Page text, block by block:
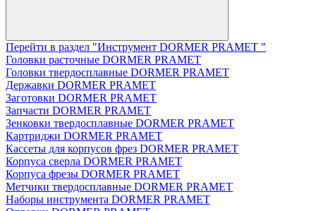
Перейти в раздел "Инструмент DORMER PRAMET "
Головки расточные DORMER PRAMET
Головки твердосплавные DORMER PRAMET
Державки DORMER PRAMET
Заготовки DORMER PRAMET
Запчасти DORMER PRAMET
Зенковки твердосплавные DORMER PRAMET
Картриджи DORMER PRAMET
Кассеты для корпусов фрез DORMER PRAMET
Корпуса сверла DORMER PRAMET
Корпуса фрезы DORMER PRAMET
Метчики твердосплавные DORMER PRAMET
Наборы инструмента DORMER PRAMET